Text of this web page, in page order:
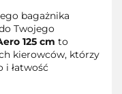
bagażnika
Twojego
125 cm to
kierowców, którzy
i łatwość